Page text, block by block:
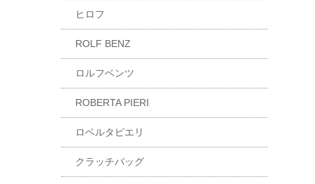
ヒロフ
ROLF BENZ
ロルフベンツ
ROBERTA PIERI
ロベルタピエリ
クラッチバッグ